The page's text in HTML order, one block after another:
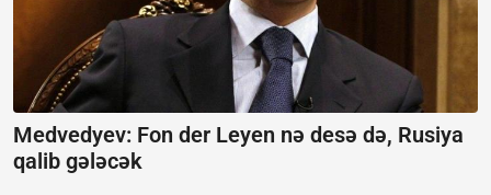
Medvedyev: Fon der Leyen nə desə də, Rusiya
qalib gələcək